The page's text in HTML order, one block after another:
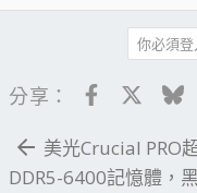
你必須登
分享： Facebook
美光Crucial PRO
DDR5-6400記憶體，